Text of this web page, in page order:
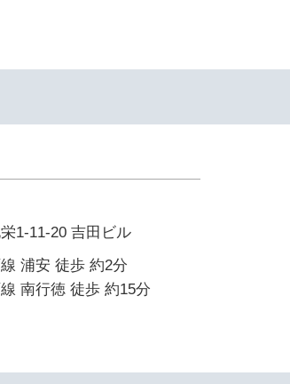
1-11-20 吉田ビル
浦安 徒歩 約2分
南行徳 徒歩 約15分